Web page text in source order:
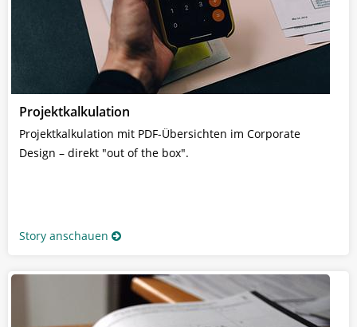
Projektkalkulation
Projektkalkulation mit PDF-Übersichten im Corporate
Design – direkt "out of the box".
Story anschauen